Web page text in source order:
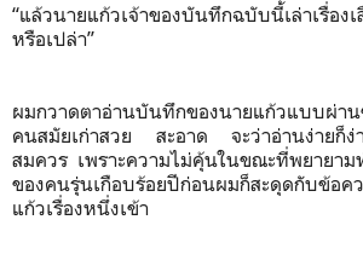
“แล้วนายแก้วเจ้าของบันทึกฉบับนี้เล่าเรื่อง
หรือเปล่า”
ผมกวาดตาอ่านบันทึกของนายแก้วแบบผ่า
คนสมัยเก่าสวย สะอาด จะว่าอ่านง่ายก็ง่
สมควร เพราะความไม่คุ้นในขณะที่พยายาม
ของคนรุ่นเกือบร้อยปีก่อนผมก็สะดุดกับข้อค
แก้วเรื่องหนึ่งเข้า